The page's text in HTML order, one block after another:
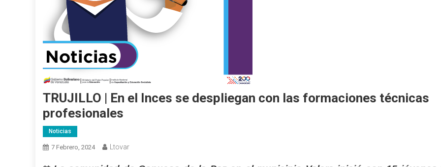
TRUJILLO | En el Inces se despliegan con las formaciones técnicas
profesionales
Noticias
7 Febrero, 2024 Ltovar